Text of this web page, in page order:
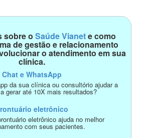
sobre o Saúde Vianete como
de gestão e relacionamento
o atendimento em sua
clínica.
Chat e WhatsApp
da sua clínica ou consultório ajudar a
gerar até 10X mais resultados?
eletrônico
eletrônico ajuda no melhor
com seus pacientes.